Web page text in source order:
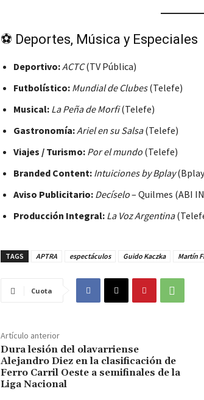
⚽ Deportes, Música y Especiales
Deportivo:ACTC(TV Pública)
Futbolístico: Mundial de Clubes(Telefe)
Musical: La Peña de Morfi(Telefe)
Gastronomía:Ariel en su Salsa(Telefe)
Viajes / Turismo: Por el mundo(Telefe)
Branded Content: Intuiciones by Bplay
Aviso Publicitario: Decíselo– Quilmes (ABI
Producción Integral: La Voz Argentina
TAGS APTRA espectáculos Guido Kaczka Martín
Cuota
Artículo anterior
Dura lesión del olavarriense
Alejandro Diez en la clasificación de
Ferro Carril Oeste a semifinales de la
Liga Nacional